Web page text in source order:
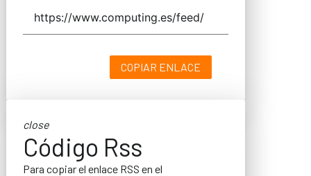
COPIAR ENLACE
close
Código Rss
Para copiar el enlace RSS en el